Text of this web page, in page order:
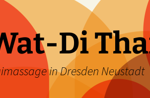
Di
in Dresden Neustadt